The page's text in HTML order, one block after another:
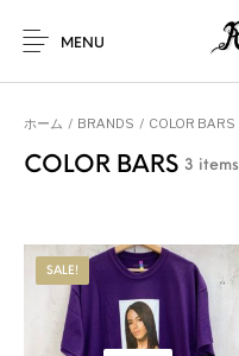
MENU
ホーム / BRANDS / COLOR BARS
COLOR BARS 3 items
SALE!